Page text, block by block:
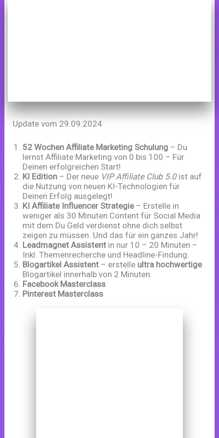
Update vom 29.09.2024
52 Wochen Affiliate Marketing Schulung – Du
lernst Affiliate Marketing von 0 bis 100 – Für
Deinen erfolgreichen Start!
KI Edition – Der neue VIP Affiliate Club 5.0ist auf
die Nutzung von neuen KI-Technologien für
Deinen Erfolg ausgelegt!
KI Affiliate Influencer Strategie– Erstelle in
weniger als 30 Minuten Content für Social Media
mit dem Du Geld verdienst ohne dich selbst
zeigen zu müssen. Und das für ein ganzes Jahr!
Leadmagnet Assistent in nur 10 – 20 Minuten –
Inkl. Themenrecherche und Headline-Findung.
Blogartikel Assistent – erstelle ultra hochwertige
Blogartikel innerhalb von 2 Minuten.
Facebook Masterclass
Pinterest Masterclass